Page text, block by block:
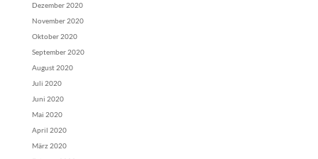
Dezember 2020
November 2020
Oktober 2020
September 2020
August 2020
Juli 2020
Juni 2020
Mai 2020
April 2020
März 2020